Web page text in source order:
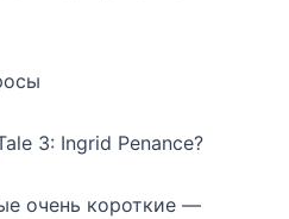
3: Ingrid Penance?
очень короткие —